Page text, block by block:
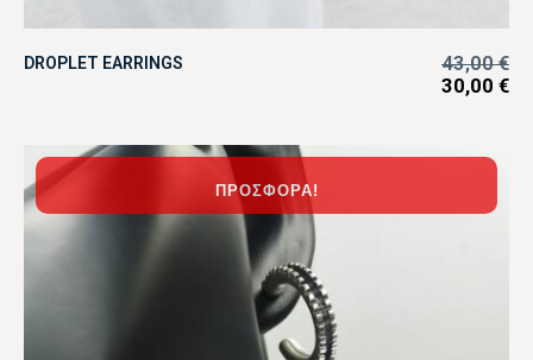
DROPLET EARRINGS 43,00€
30,00 €
ΠΡΟΣΦΟΡΆ!